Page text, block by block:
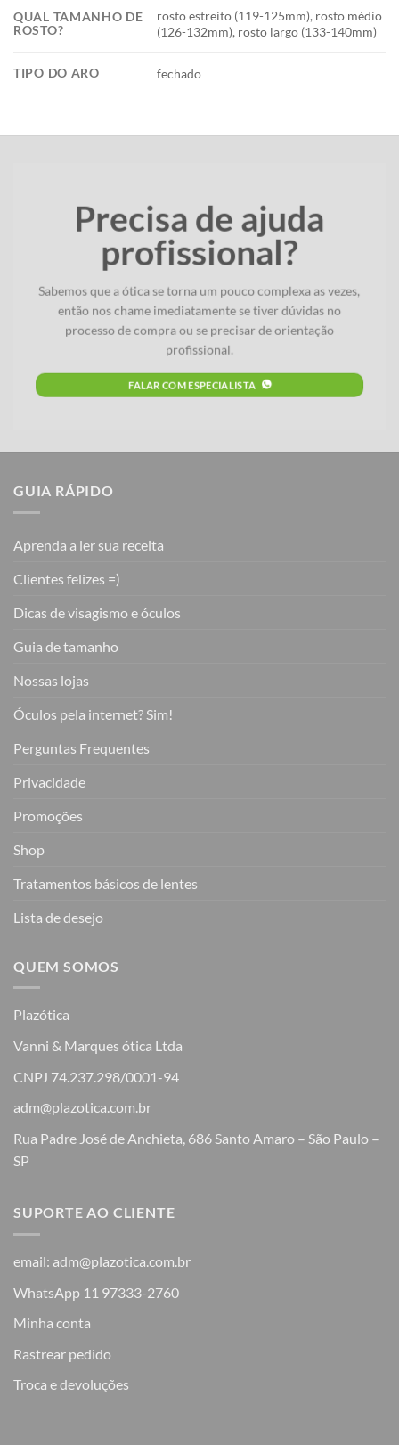
QUAL TAMANHO DE
ROSTO?
rosto estreito (119-125mm), rosto médio
(126-132mm), rosto largo (133-140mm)
TIPO DO ARO fechado
Precisa de ajuda
profissional?
Sabemos que a ótica se torna um pouco complexa as vezes,
então nos chame imediatamente se tiver dúvidas no
processo de compra ou se precisar de orientação
profissional.
FALAR COM ESPECIALISTA
GUIA RÁPIDO
Aprenda a ler sua receita
Clientes felizes =)
Dicas de visagismo e óculos
Guia de tamanho
Nossas lojas
Óculos pela internet? Sim!
Perguntas Frequentes
Privacidade
Promoções
Shop
Tratamentos básicos de lentes
Lista de desejo
QUEM SOMOS
Plazótica
Vanni & Marques ótica Ltda
CNPJ 74.237.298/0001-94
adm@plazotica.com.br
Rua Padre José de Anchieta, 686 Santo Amaro – São Paulo –
SP
SUPORTE AO CLIENTE
email: adm@plazotica.com.br
WhatsApp 11 97333-2760
Minha conta
Rastrear pedido
Troca e devoluções